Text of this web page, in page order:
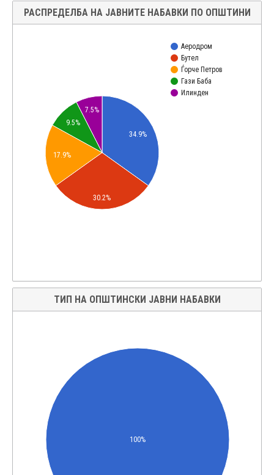
РАСПРЕДЕЛБА НА ЈАВНИТЕ НАБАВКИ ПО ОПШТИНИ
Аеродром
Бутел
Ѓорче Петров
Гази Баба
Илинден
34.9%
7.5%
9.5%
17.9%
30.2%
ТИП НА ОПШТИНСКИ ЈАВНИ НАБАВКИ
100%